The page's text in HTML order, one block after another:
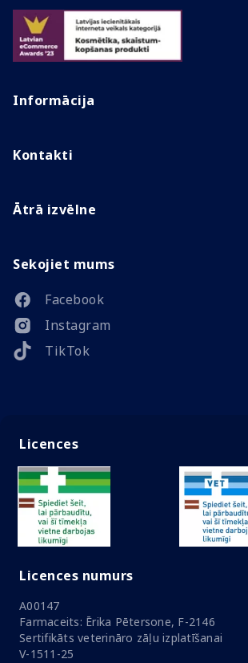
Informācija
Kontakti
Ātrā izvēlne
Sekojiet mums
Facebook
Instagram
TikTok
Licences
Licences numurs
A00147
Farmaceits: Ērika Pētersone, F-2146
Sertifikāts veterināro zāļu izplatīšanai
V-1511-25